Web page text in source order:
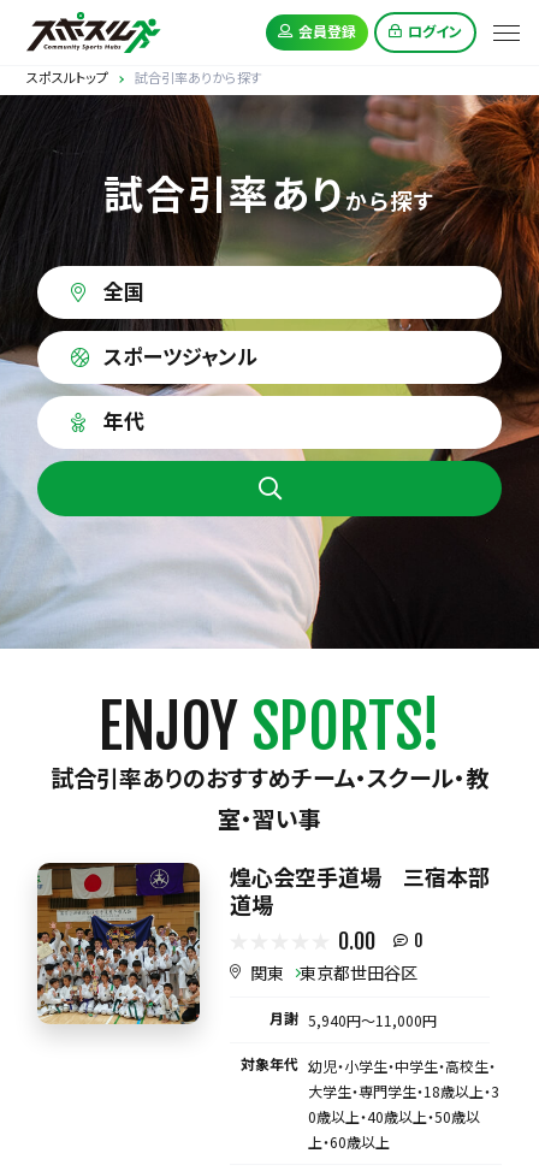
会員登録 ログイン
スポスルトップ 試合引率ありから探す
試合引率ありから探す
全国
スポーツジャンル
年代
ENJOY SPORTS!
試合引率ありのおすすめチーム・スクール・教
室・習い事
煌心会空手道場 三宿本部
道場
0.00 0
関東 東京都世田谷区
月謝 5,940円〜11,000円
対象年代 幼児・小学生・中学生・高校生・
大学生・専門学生・18歳以上・3
0歳以上・40歳以上・50歳以
上・60歳以上